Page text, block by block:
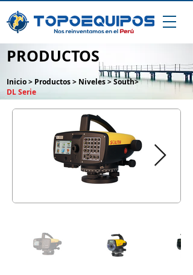
PRODUCTOS
Inicio> Productos> Niveles>South>
DL Serie